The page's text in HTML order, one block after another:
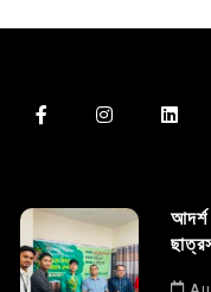
আদর্শ